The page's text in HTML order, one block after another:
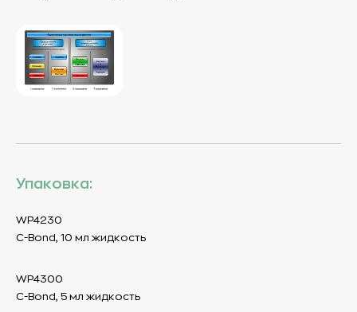
Упаковка:
WP4230
C-Bond, 10 мл жидкость
WP4300
C-Bond, 5 мл жидкость